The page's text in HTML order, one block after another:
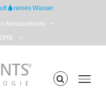
reines Wasser
Benutzerkonto